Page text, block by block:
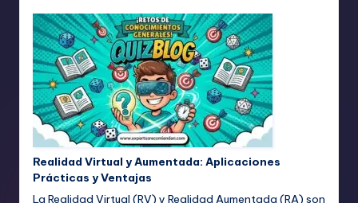
Realidad Virtual y Aumentada: Aplicaciones
Prácticas y Ventajas
La Realidad Virtual (RV) y Realidad Aumentada (RA) son